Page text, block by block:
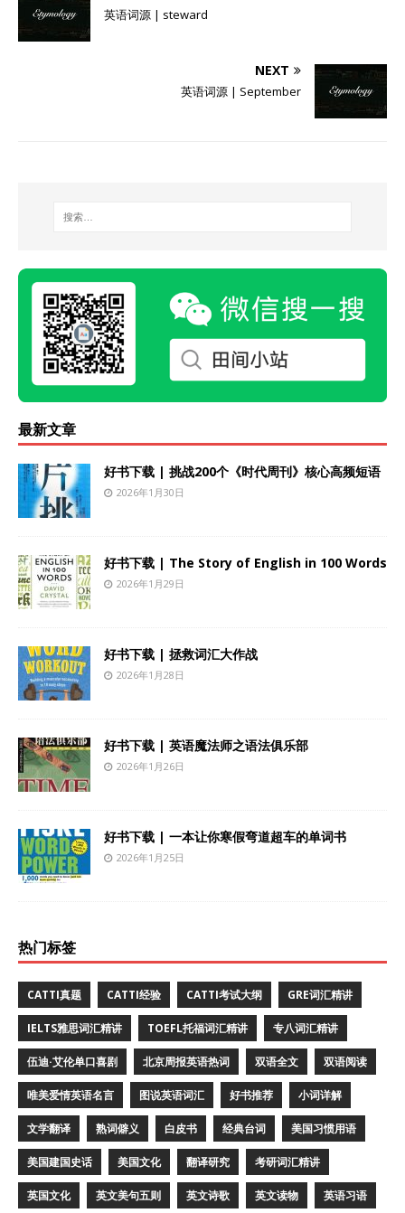
英语词源 | steward
NEXT
英语词源 | September
最新文章
好书下载 | 挑战200个《时代周刊》核心高频短语
2026年1月30日
好书下载 | The Story of English in 100 Words
2026年1月29日
好书下载 | 拯救词汇大作战
2026年1月28日
好书下载 | 英语魔法师之语法俱乐部
2026年1月26日
好书下载 | 一本让你寒假弯道超车的单词书
2026年1月25日
热门标签
CATTI真题 CATTI经验 CATTI考试大纲 GRE词汇精讲
IELTS雅思词汇精讲 TOEFL托福词汇精讲 专八词汇精讲
伍迪·艾伦单口喜剧 北京周报英语热词 双语全文 双语阅读
唯美爱情英语名言 图说英语词汇 好书推荐 小词详解
文学翻译 熟词僻义 白皮书 经典台词 美国习惯用语
美国建国史话 美国文化 翻译研究 考研词汇精讲
英国文化 英文美句五则 英文诗歌 英文读物 英语习语